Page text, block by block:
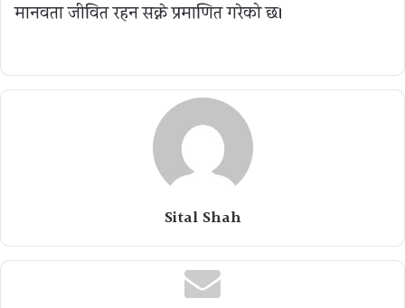
मानवता जीवित रहन सक्ने प्रमाणित गरेको छ।
Sital Shah